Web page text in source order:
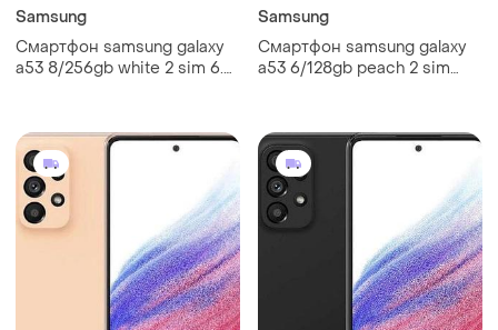
Samsung
Смартфон samsung galaxy
a53 8/256gb white 2 sim 6.5"
Samsung
Смартфон samsung galaxy
a53 6/128gb peach 2 sim